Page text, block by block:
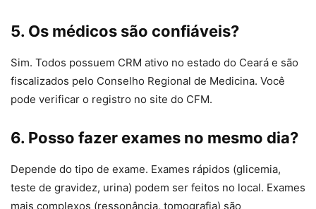
5. Os médicos são confiáveis?
Sim. Todos possuem CRM ativo no estado do Ceará e são
fiscalizados pelo Conselho Regional de Medicina. Você
pode verificar o registro no site do CFM.
6. Posso fazer exames no mesmo dia?
Depende do tipo de exame. Exames rápidos (glicemia,
teste de gravidez, urina) podem ser feitos no local. Exames
mais complexos (ressonância, tomografia) são